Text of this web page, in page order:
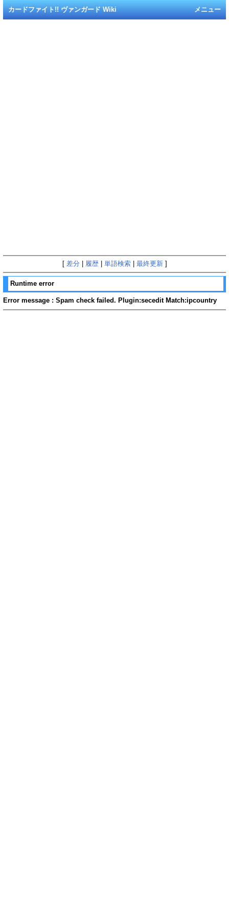
メニュー
カードファイト!! ヴァンガード Wiki
[ 差分 履歴| 単語検索| 最終更新]
Runtime error
Error message : Spam check failed. Plugin:secedit Match:ipcountry